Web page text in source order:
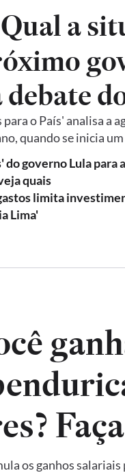
Qual a
o País' analisa a
quando se inicia
do governo Lula para
quais
limita
Lima'
os ganhos